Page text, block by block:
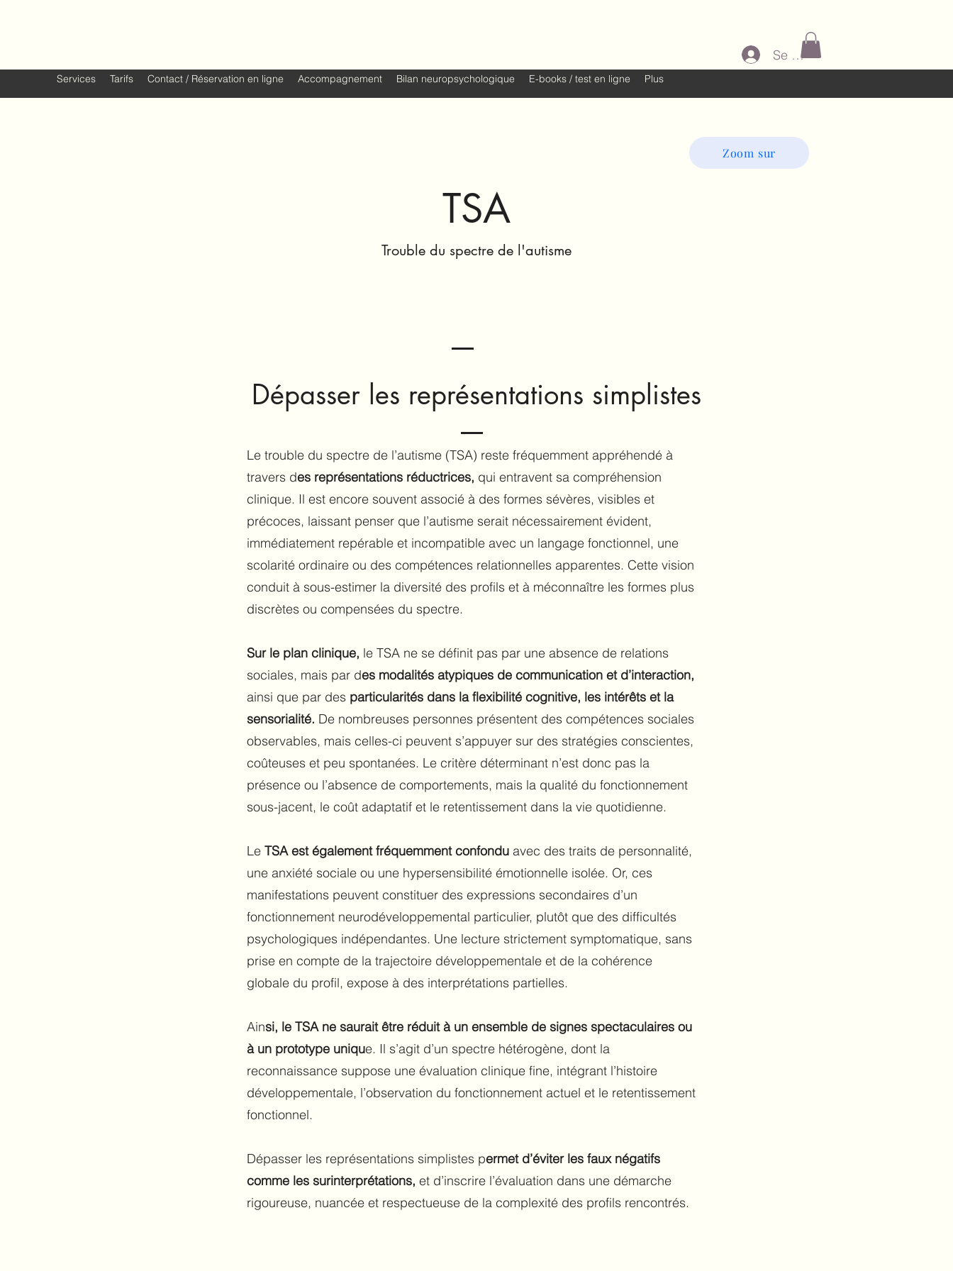
Services Tarifs Contact / Réservation en ligne Accompagnement Bilan neuropsychologique E-books / test en ligne Plus
Se connecter
Zoom sur
TSA
Trouble du spectre de l'autisme
Dépasser les représentations simplistes
Le trouble du spectre de l’autisme (TSA) reste fréquemment appréhendé à
travers des représentations réductrices, qui entravent sa compréhension
clinique. Il est encore souvent associé à des formes sévères, visibles et
précoces, laissant penser que l’autisme serait nécessairement évident,
immédiatement repérable et incompatible avec un langage fonctionnel, une
scolarité ordinaire ou des compétences relationnelles apparentes. Cette vision
conduit à sous-estimer la diversité des profils et à méconnaître les formes plus
discrètes ou compensées du spectre.
Sur le plan clinique, le TSA ne se définit pas par une absence de relations
sociales, mais par des modalités atypiques de communication et d’interaction,
ainsi que par des particularités dans la flexibilité cognitive, les intérêts et la
sensorialité. De nombreuses personnes présentent des compétences sociales
observables, mais celles-ci peuvent s’appuyer sur des stratégies conscientes,
coûteuses et peu spontanées. Le critère déterminant n’est donc pas la
présence ou l’absence de comportements, mais la qualité du fonctionnement
sous-jacent, le coût adaptatif et le retentissement dans la vie quotidienne.
Le TSA est également fréquemment confondu avec des traits de personnalité,
une anxiété sociale ou une hypersensibilité émotionnelle isolée. Or, ces
manifestations peuvent constituer des expressions secondaires d’un
fonctionnement neurodéveloppemental particulier, plutôt que des difficultés
psychologiques indépendantes. Une lecture strictement symptomatique, sans
prise en compte de la trajectoire développementale et de la cohérence
globale du profil, expose à des interprétations partielles.
Ainsi, le TSA ne saurait être réduit à un ensemble de signes spectaculaires ou
à un prototype unique. Il s’agit d’un spectre hétérogène, dont la
reconnaissance suppose une évaluation clinique fine, intégrant l’histoire
développementale, l’observation du fonctionnement actuel et le retentissement
fonctionnel.
Dépasser les représentations simplistes permet d’éviter les faux négatifs
comme les surinterprétations, et d’inscrire l’évaluation dans une démarche
rigoureuse, nuancée et respectueuse de la complexité des profils rencontrés.